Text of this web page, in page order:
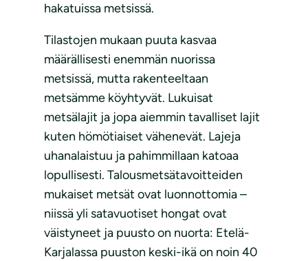
hakatuissa metsissä.
Tilastojen mukaan puuta kasvaa
määrällisesti enemmän nuorissa
metsissä, mutta rakenteeltaan
metsämme köyhtyvät. Lukuisat
metsälajit ja jopa aiemmin tavalliset lajit
kuten hömötiaiset vähenevät. Lajeja
uhanalaistuu ja pahimmillaan katoaa
lopullisesti. Talousmetsätavoitteiden
mukaiset metsät ovat luonnottomia –
niissä yli satavuotiset hongat ovat
väistyneet ja puusto on nuorta: Etelä-
Karjalassa puuston keski-ikä on noin 40